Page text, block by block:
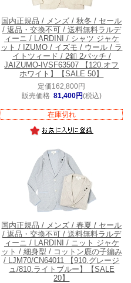
国内正規品 / メンズ / 秋冬 / セール
/ 返品・交換不可 / 送料無料ラルデ
ィーニ / LARDINI / シャツ ジャケ
ット / IZUMO / イズモ / ウール / ラ
イトツィード / 2釦 2パッチ /
JAIZUMO-IVSF63507 【120.オフ
ホワイト】【SALE 50】
定価162,800円
販売価格 81,400円(税込)
在庫切れ
国内正規品 / メンズ / 春夏 / セール
/ 返品・交換不可 / 送料無料ラルデ
ィーニ / LARDINI / ニット ジャケ
ット / 細身型 / コットン鹿の子編み
/ LJM70/CN64011 【910.グレージ
ュ/810.ライトブルー】【SALE
20】